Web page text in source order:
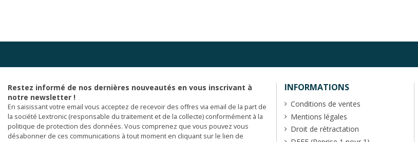
Restez informé de nos dernières nouveautés en vous inscrivant à
notre newsletter !
En saisissant votre email vous acceptez de recevoir des offres via email de la part de
la société Lextronic (responsable du traitement et de la collecte) conformément à la
politique de protection des données. Vous comprenez que vous pouvez vous
désabonner de ces communications à tout moment en cliquant sur le lien de
INFORMATIONS
Conditions de ventes
Mentions légales
Droit de rétractation